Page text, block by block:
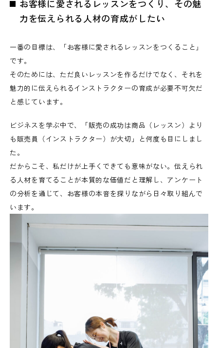
お客様に愛されるレッスンをつくり、その魅
力を伝えられる人材の育成がしたい
一番の目標は、「お客様に愛されるレッスンをつくること」
です。
そのためには、ただ良いレッスンを作るだけでなく、それを
魅力的に伝えられるインストラクターの育成が必要不可欠だ
と感じています。
ビジネスを学ぶ中で、「販売の成功は商品（レッスン）より
も販売員（インストラクター）が大切」と何度も目にしまし
た。
だからこそ、私だけが上手くできても意味がない。伝えられ
る人材を育てることが本質的な価値だと理解し、アンケート
の分析を通じて、お客様の本音を探りながら日々取り組んで
います。